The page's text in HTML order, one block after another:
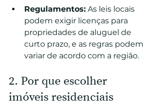
Regulamentos: As leis locais
podem exigir licenças para
propriedades de aluguel de
curto prazo, e as regras podem
variar de acordo com a região.
2. Por que escolher
imóveis residenciais